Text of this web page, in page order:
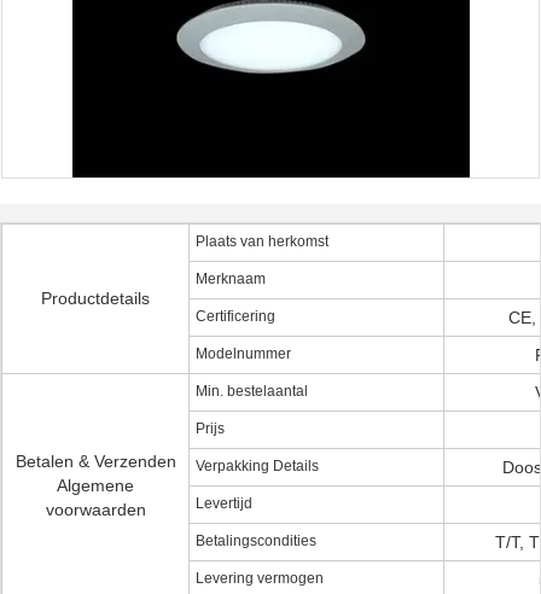
Productdetails
Plaats van herkomst
Merknaam
Certificering CE,
Modelnummer
Betalen & Verzenden
Algemene
voorwaarden
Min. bestelaantal
Prijs
Verpakking Details
Levertijd
Betalingscondities T/T,
Levering vermogen